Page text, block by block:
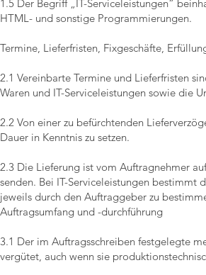
1.5 Der Begriff „IT-Serviceleistungen“
HTML- und sonstige Programmierungen.
Termine, Lieferfristen, Fixgeschäfte,
2.1 Vereinbarte Termine und Lieferfristen
Waren und IT-Serviceleistungen sowie die
2.2 Von einer zu befürchtenden
Dauer in Kenntnis zu setzen.
2.3 Die Lieferung ist vom Auftragnehmer
senden. Bei IT-Serviceleistungen
jeweils durch den Auftraggeber zu
Auftragsumfang und -durchführung
3.1 Der im Auftragsschreiben festgelegte
vergütet, auch wenn sie